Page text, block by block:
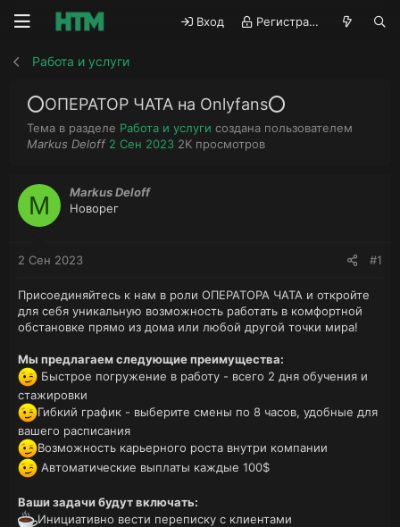
Вход Регистрация
Работа и услуги
⭕️ОПЕРАТОР ЧАТА на Onlyfans⭕️
Тема в разделе Работа и услуги создана пользователем
А
о
т
м
Markus Deloff Д
а
н
2 Сен 2023 П
2K просмотров
M
Markus Deloff
Новорег
2 Сен 2023 #1
Присоединяйтесь к нам в роли ОПЕРАТОРА ЧАТА и откройте
для себя уникальную возможность работать в комфортной
обстановке прямо из дома или любой другой точки мира!
Мы предлагаем следующие преимущества:
Быстрое погружение в работу - всего 2 дня обучения и
стажировки
Гибкий график - выберите смены по 8 часов, удобные для
вашего расписания
Возможность карьерного роста внутри компании
Автоматические выплаты каждые 100$
Ваши задачи будут включать:
Инициативно вести переписку с клиентами